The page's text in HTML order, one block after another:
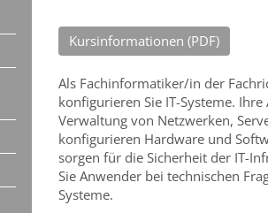
Kursinformationen (PDF)
Als Fachinformatiker/in der
konfigurieren Sie IT-Systeme.
Verwaltung von Netzwerken,
konfigurieren Hardware und
sorgen für die Sicherheit der IT-
Sie Anwender bei technischen
Systeme.